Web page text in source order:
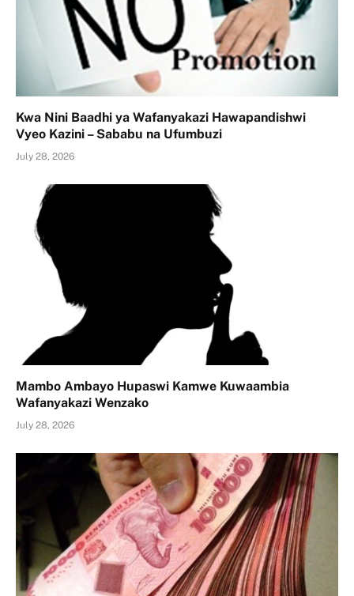
Kwa Nini Baadhi ya Wafanyakazi Hawapandishwi
Vyeo Kazini – Sababu na Ufumbuzi
July 28, 2026
Mambo Ambayo Hupaswi Kamwe Kuwaambia
Wafanyakazi Wenzako
July 28, 2026